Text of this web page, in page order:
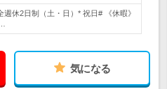
休2日制（土・日）* 祝日# 《休暇》
気になる